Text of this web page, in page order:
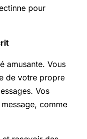
pour
amusante. Vous
de votre propre
Vos
comme